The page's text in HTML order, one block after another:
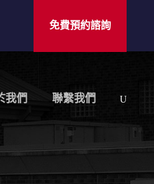
免費預約諮詢
我們 聯繫我們